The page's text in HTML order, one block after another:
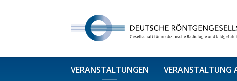
VERANSTALTUNGEN VERANSTALTUNG